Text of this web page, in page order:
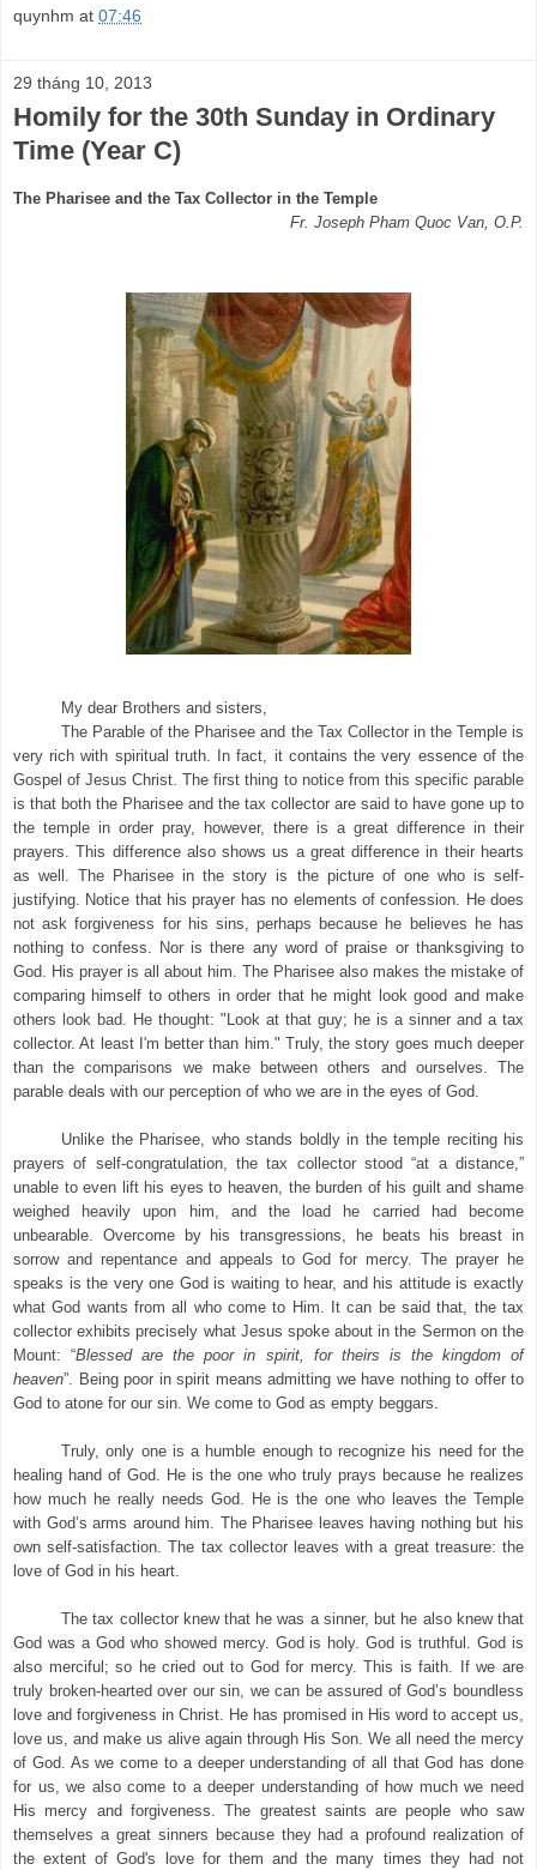
quynhm at 07:46
29 tháng 10, 2013
Homily for the 30th Sunday in Ordinary
Time (Year C)
The Pharisee and the Tax Collector in the Temple
Fr. Joseph Pham Quoc Van, O.P.
My dear Brothers and sisters,
The Parable of the Pharisee and the Tax Collector in the Temple is
very rich with spiritual truth. In fact, it contains the very essence of the
Gospel of Jesus Christ. The first thing to notice from this specific parable
is that both the Pharisee and the tax collector are said to have gone up to
the temple in order pray, however, there is a great difference in their
prayers. This difference also shows us a great difference in their hearts
as well. The Pharisee in the story is the picture of one who is self-
justifying. Notice that his prayer has no elements of confession. He does
not ask forgiveness for his sins, perhaps because he believes he has
nothing to confess. Nor is there any word of praise or thanksgiving to
God. His prayer is all about him. The Pharisee also makes the mistake of
comparing himself to others in order that he might look good and make
others look bad. He thought: "Look at that guy; he is a sinner and a tax
collector. At least I'm better than him." Truly, the story goes much deeper
than the comparisons we make between others and ourselves. The
parable deals with our perception of who we are in the eyes of God.
Unlike the Pharisee, who stands boldly in the temple reciting his
prayers of self-congratulation, the tax collector stood “at a distance,”
unable to even lift his eyes to heaven, the burden of his guilt and shame
weighed heavily upon him, and the load he carried had become
unbearable. Overcome by his transgressions, he beats his breast in
sorrow and repentance and appeals to God for mercy. The prayer he
speaks is the very one God is waiting to hear, and his attitude is exactly
what God wants from all who come to Him. It can be said that, the tax
collector exhibits precisely what Jesus spoke about in the Sermon on the
Mount: “Blessed are the poor in spirit, for theirs is the kingdom of
heaven”. Being poor in spirit means admitting we have nothing to offer to
God to atone for our sin. We come to God as empty beggars.
Truly, only one is a humble enough to recognize his need for the
healing hand of God. He is the one who truly prays because he realizes
how much he really needs God. He is the one who leaves the Temple
with God’s arms around him. The Pharisee leaves having nothing but his
own self-satisfaction. The tax collector leaves with a great treasure: the
love of God in his heart.
The tax collector knew that he was a sinner, but he also knew that
God was a God who showed mercy. God is holy. God is truthful. God is
also merciful; so he cried out to God for mercy. This is faith. If we are
truly broken-hearted over our sin, we can be assured of God’s boundless
love and forgiveness in Christ. He has promised in His word to accept us,
love us, and make us alive again through His Son. We all need the mercy
of God. As we come to a deeper understanding of all that God has done
for us, we also come to a deeper understanding of how much we need
His mercy and forgiveness. The greatest saints are people who saw
themselves a great sinners because they had a profound realization of
the extent of God's love for them and the many times they had not